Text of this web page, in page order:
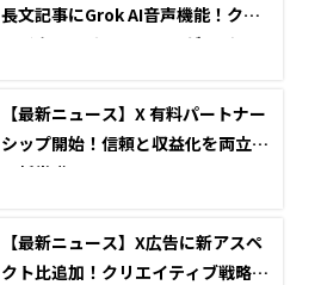
長文記事にGrok AI音声機能！クリ
エイターのリーチとエンゲージメン
【最新ニュース】X 有料パートナー
シップ開始！信頼と収益化を両立す
る新常識
【最新ニュース】X広告に新アスペ
クト比追加！クリエイティブ戦略と